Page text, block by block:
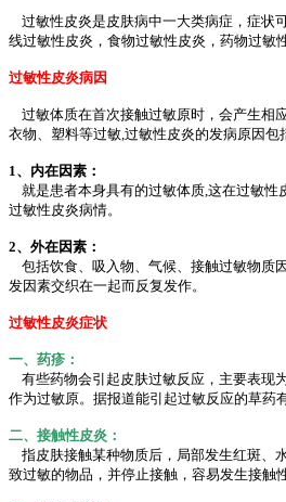
过敏性皮炎是皮肤病中一大类病症，症状
线过敏性皮炎，食物过敏性皮炎，药物过敏
过敏性皮炎病因
过敏体质在首次接触过敏原时，会产生相
衣物、塑料等过敏,过敏性皮炎的发病原因包
1、内在因素：
就是患者本身具有的过敏体质,这在过敏性
过敏性皮炎病情。
2、外在因素：
包括饮食、吸入物、气候、接触过敏物质
发因素交织在一起而反复发作。
过敏性皮炎症状
一、药疹：
有些药物会引起皮肤过敏反应，主要表现
作为过敏原。据报道能引起过敏反应的草药
二、接触性皮炎：
指皮肤接触某种物质后，局部发生红斑、
致过敏的物品，并停止接触，容易发生接触